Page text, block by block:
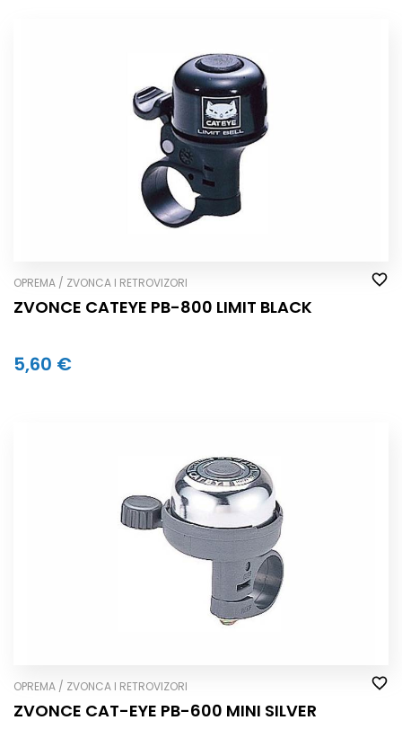
OPREMA / ZVONCA I RETROVIZORI
ZVONCE CATEYE PB-800 LIMIT BLACK
5,60 €
OPREMA / ZVONCA I RETROVIZORI
ZVONCE CAT-EYE PB-600 MINI SILVER